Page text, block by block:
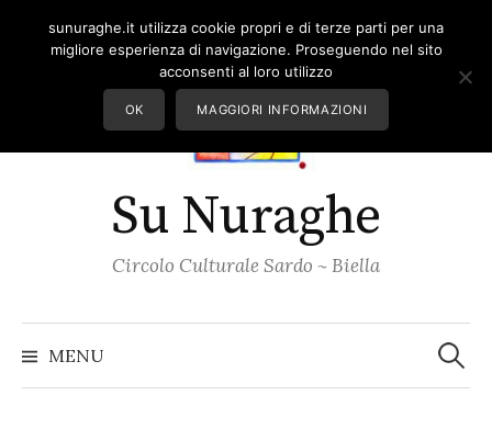
Su Nuraghe
Circolo Culturale Sardo ~ Biella
MENU per:
sunuraghe.it utilizza cookie propri e di terze parti per una
migliore esperienza di navigazione. Proseguendo nel sito
acconsenti al loro utilizzo
OK MAGGIORI INFORMAZIONI